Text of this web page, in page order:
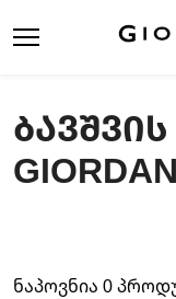
ნაპოვნია 0